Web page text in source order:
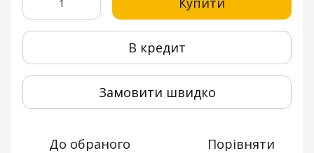
В кредит
Замовити швидко
До обраного Порівняти